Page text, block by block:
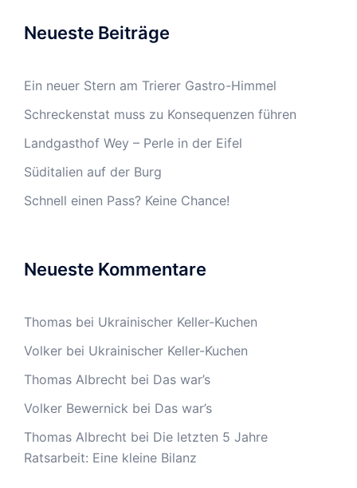
Neueste Beiträge
Ein neuer Stern am Trierer Gastro-Himmel
Schreckenstat muss zu Konsequenzen führen
Landgasthof Wey – Perle in der Eifel
Süditalien auf der Burg
Schnell einen Pass? Keine Chance!
Neueste Kommentare
Thomas bei Ukrainischer Keller-Kuchen
Volker bei Ukrainischer Keller-Kuchen
Thomas Albrecht bei Das war’s
Volker Bewernick bei Das war’s
Thomas Albrecht bei Die letzten 5 Jahre
Ratsarbeit: Eine kleine Bilanz